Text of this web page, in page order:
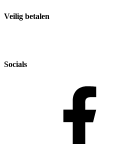
Veilig betalen
Socials